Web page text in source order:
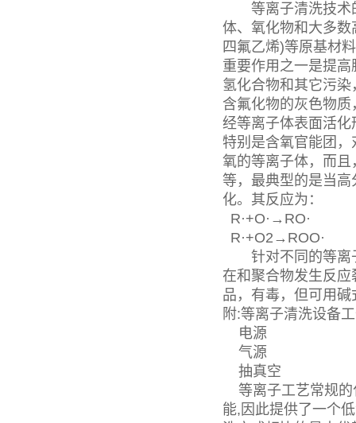
等离子清洗技术的
体、氧化物和大多
四氟乙烯)等原基材
重要作用之一是提
氢化合物和其它污
含氟化物的灰色物
经等离子体表面活
特别是含氧官能团
氧的等离子体，而
等，最典型的是当
化。其反应为：
R·+O·→RO·
R·+O2→ROO·
针对不同的等离子
在和聚合物发生反
品，有毒，但可用
附:等离子清洗设备
电源
气源
抽真空
等离子工艺常规的
能,因此提供了一个